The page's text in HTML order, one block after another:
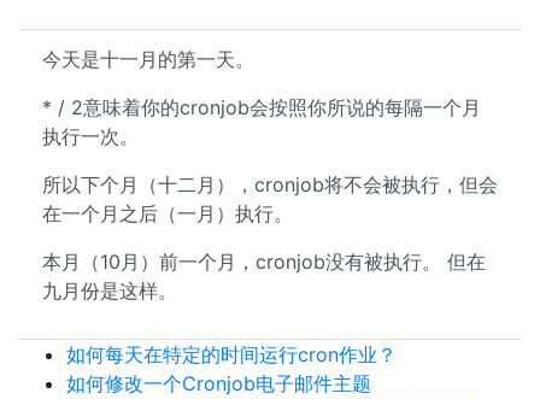
今天是十一月的第一天。
* / 2意味着你的cronjob会按照你所说的每隔一个月
执行一次。
所以下个月（十二月），cronjob将不会被执行，但会
在一个月之后（一月）执行。
本月（10月）前一个月，cronjob没有被执行。 但在
九月份是这样。
如何每天在特定的时间运行cron作业？
如何修改一个Cronjob电子邮件主题